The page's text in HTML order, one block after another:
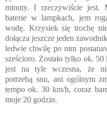
minuty. I rzeczywiście jest.
baterie w lampkach, jem
wodę. Krzysiek się trochę
dołącza jeszcze jeden
ledwie chwilę po nim
sześcioro. Zostało tylko ok.
jest na tyle wczesna, że
potrzebą snu, ani ogólnym
tempo ok. 30 km/h, coraz
moje 20 godzin.